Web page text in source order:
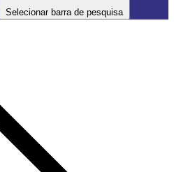
Selecionar barra de pesquisa